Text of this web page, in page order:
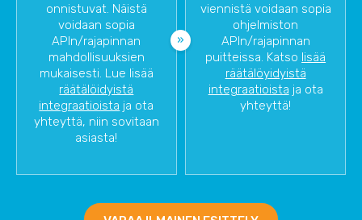
onnistuvat. Näistä
voidaan sopia
APIn/rajapinnan
mahdollisuuksien
mukaisesti. Lue lisää
räätälöidyistä
integraatioista ja ota
yhteyttä, niin sovitaan
asiasta!
viennistä voidaan sopia
ohjelmiston
APIn/rajapinnan
puitteissa. Katso lisää
räätälöyidyistä
integraatioista ja ota
yhteyttä!